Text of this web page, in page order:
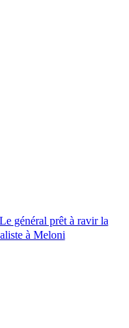
général prêt à ravir la
à Meloni